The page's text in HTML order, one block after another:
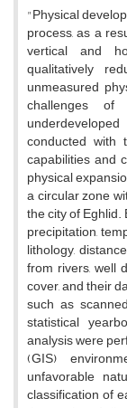
"Physical
process, as a
vertical and
qualitatively
unmeasured
challenges
conducted with
capabilities and
physical
a circular zone
the city of
precipitation,
lithology,
from rivers, well
cover, and their
such as
statistical
analysis were
(GIS)
unfavorable
classification of